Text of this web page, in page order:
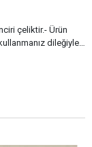
çeliktir.- Ürün
dileğiyle…